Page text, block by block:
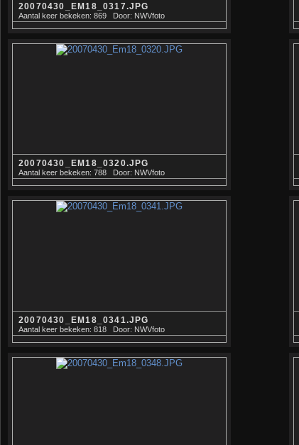
20070430_EM18_0317.JPG
Aantal keer bekeken: 869 Door: NWVfoto
20070430_EM18_0320.JPG
Aantal keer bekeken: 788 Door: NWVfoto
20070430_EM18_0341.JPG
Aantal keer bekeken: 818 Door: NWVfoto